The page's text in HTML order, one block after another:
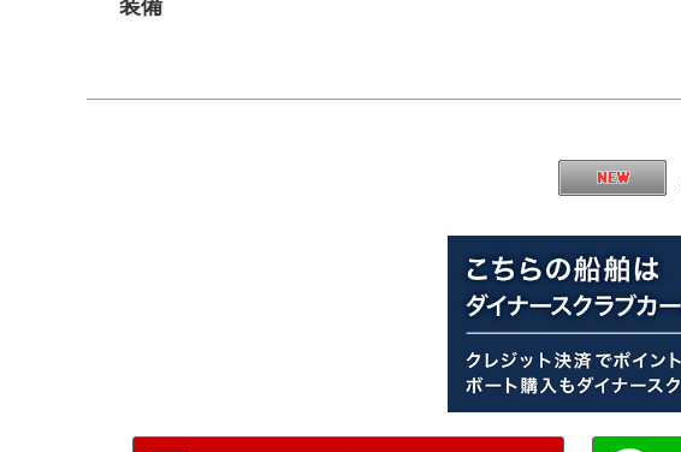
装備